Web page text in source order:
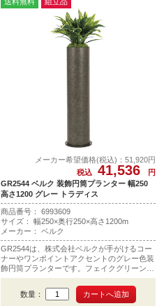
メーカー希望価格(税込)：51,920円
税込
41,536
円
GR2544 ベルク 装飾円筒プランター 幅250
高さ1200 グレー トラディス
商品番号： 6993609
サイズ： 幅250×奥行250×高さ1200m
メーカー： ベルク
GR2544は、株式会社ベルクが手がけるコー
ナーやワンポイントアクセントのグレー色装
飾円筒プランターです。フェイクグリーン部
メインはトラディスです。
数量：